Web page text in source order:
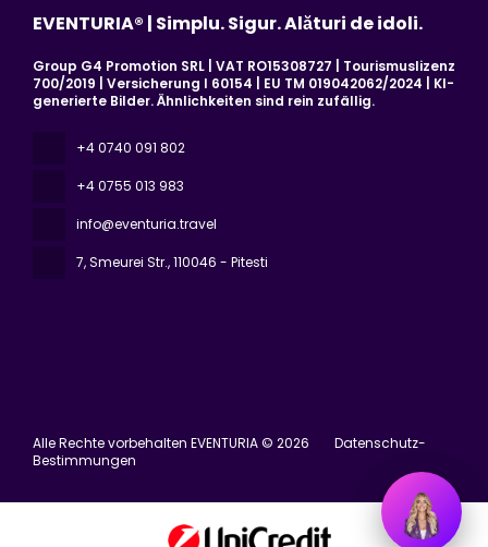
EVENTURIA® | Simplu. Sigur. Alături de idoli.
Group G4 Promotion SRL | VAT RO15308727 | Tourismuslizenz
700/2019 | Versicherung I 60154 | EU TM 019042062/2024 | KI-
generierte Bilder. Ähnlichkeiten sind rein zufällig.
+4 0740 091 802
+4 0755 013 983
info@eventuria.travel
7, Smeurei Str., 110046 - Pitesti
Alle Rechte vorbehalten EVENTURIA © 2026
Datenschutz-
Bestimmungen